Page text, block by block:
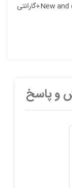
و پاسخ